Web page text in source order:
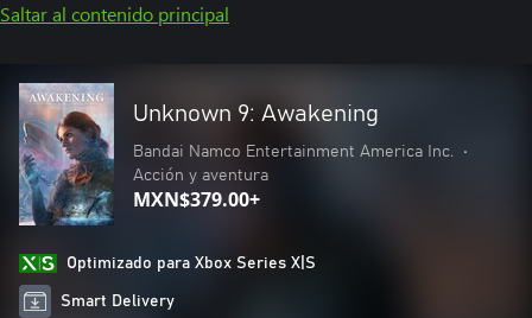
Saltar al contenido principal
Unknown 9: Awakening
Bandai Namco Entertainment America Inc.
•
Acción y aventura
MXN$379.00+
Optimizado para Xbox Series X|S
Smart Delivery